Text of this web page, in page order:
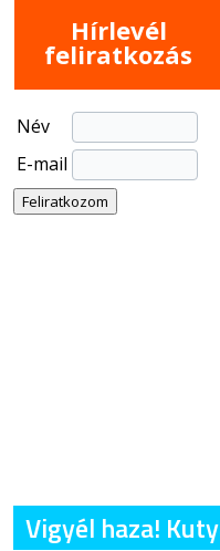
Hírlevél
feliratkozás
Név
E-mail
Vigyél haza!